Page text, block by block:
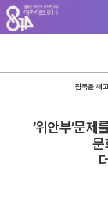
주
메
뉴
가
본
문
바
기
하
단
바
기
침묵을 깨
‘위안부’문제
문